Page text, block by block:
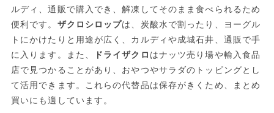
ルディ、通販で購入でき、解凍してそのまま食べられるため
便利です。 ザクロシロップは、炭酸水で割ったり、ヨーグル
トにかけたりと用途が広く、カルディや成城石井、通販で手
に入ります。また、
ドライザクロ はナッツ売り場や輸入食品
店で見つかることがあり、おやつやサラダのトッピングとし
て活用できます。これらの代替品は保存がきくため、まとめ
買いにも適しています。